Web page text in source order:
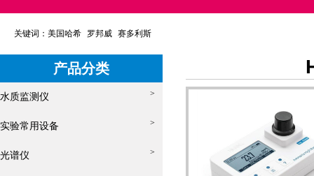
关键词： 美国哈希 罗邦威 赛多利斯
产品分类
>
水质监测仪
>
实验常用设备
>
光谱仪